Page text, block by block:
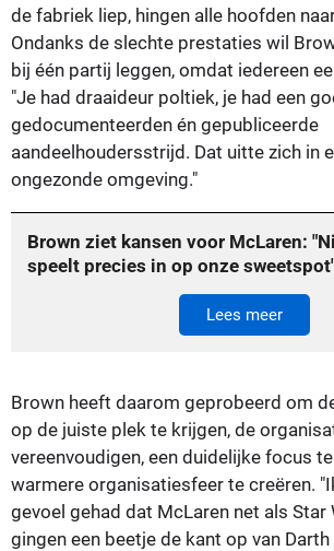
de fabriek liep, hingen alle hoofden
Ondanks de slechte prestaties wil
bij één partij leggen, omdat iedereen
"Je had draaideur poltiek, je had een
gedocumenteerden én gepubliceerde
aandeelhoudersstrijd. Dat uitte zich in
ongezonde omgeving."
Brown ziet kansen voor McLaren:
speelt precies in op onze
Lees meer
Brown heeft daarom geprobeerd om
op de juiste plek te krijgen, de
vereenvoudigen, een duidelijke focus
warmere organisatiesfeer te creëren.
gevoel gehad dat McLaren net als Star
gingen een beetje de kant op van